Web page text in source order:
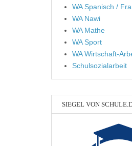
WA Spanisch /
WA Nawi
WA Mathe
WA Sport
WA Wirtschaft-
Schulsozialarbeit
SIEGEL VON